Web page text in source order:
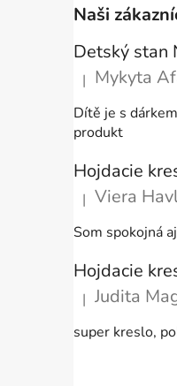
Naši
Hodnotenie
| Mykyta
Dítě je s
produkt
Hodnotenie
| Viera
Som spokojná
Hodnotenie
| Judita
super kreslo,